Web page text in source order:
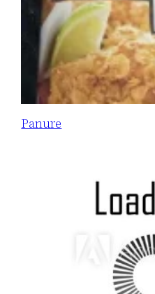
Panure